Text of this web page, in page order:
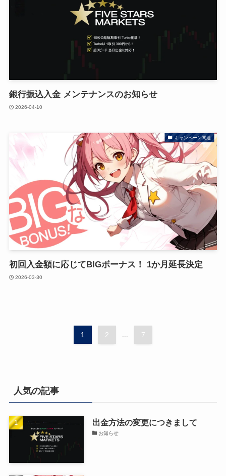
銀行振込入金 メンテナンスのお知らせ
2026-04-10
キャンペーン関連
初回入金額に応じてBIGボーナス！ 1か月延長決定
2026-03-30
1 2 7
人気の記事
出金方法の変更につきまして
お知らせ